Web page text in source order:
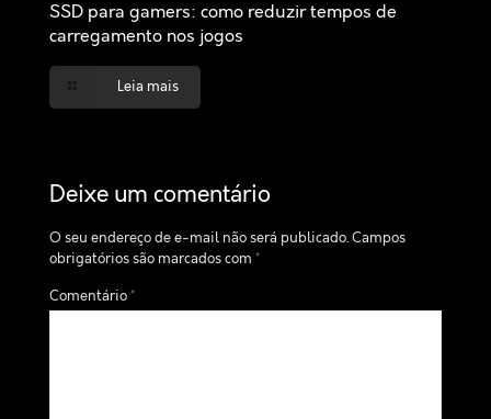
SSD para gamers: como reduzir tempos de
carregamento nos jogos
Leia mais
Deixe um comentário
O seu endereço de e-mail não será publicado.Campos
obrigatórios são marcados com *
Comentário *